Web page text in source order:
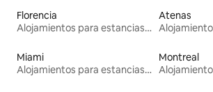
Florencia
Alojamientos para estancias largas
Atenas
Miami
Alojamientos para estancias largas
Montreal